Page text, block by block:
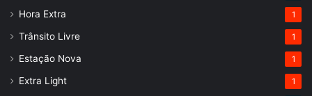
Hora Extra 1
Trânsito Livre 1
Estação Nova 1
Extra Light 1